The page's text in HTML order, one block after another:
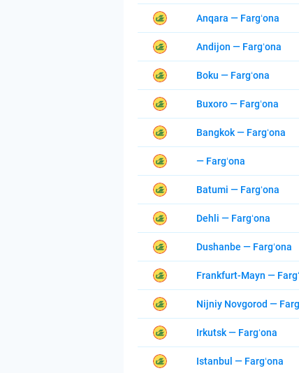
Anqara — Fargʻona
Andijon — Fargʻona
Boku — Fargʻona
Buxoro — Fargʻona
Bangkok — Fargʻona
— Fargʻona
Batumi — Fargʻona
Dehli — Fargʻona
Dushanbe — Fargʻona
Frankfurt-Mayn —
Nijniy Novgorod —
Irkutsk — Fargʻona
Istanbul — Fargʻona